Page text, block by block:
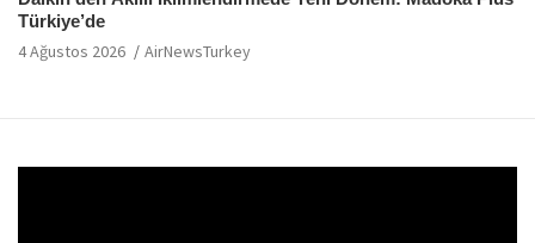
Türkiye’de
4 Ağustos 2026 AirNewsTurkey